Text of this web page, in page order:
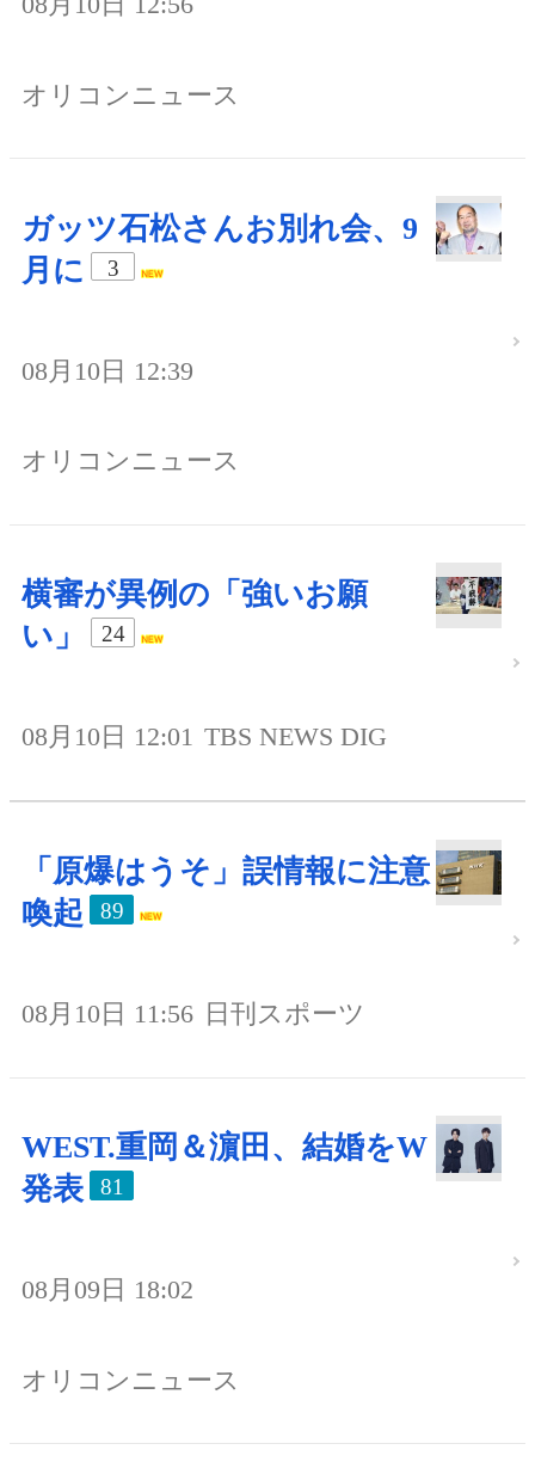
オリコンニュース
ガッツ石松さんお別れ会、9
月に
3
08月10日 12:39
オリコンニュース
横審が異例の「強いお願
い」
24
08月10日 12:01 TBS NEWS DIG
「原爆はうそ」誤情報に注意
喚起
89
08月10日 11:56 日刊スポーツ
WEST.重岡＆濵田、結婚をW
発表
81
08月09日 18:02
オリコンニュース